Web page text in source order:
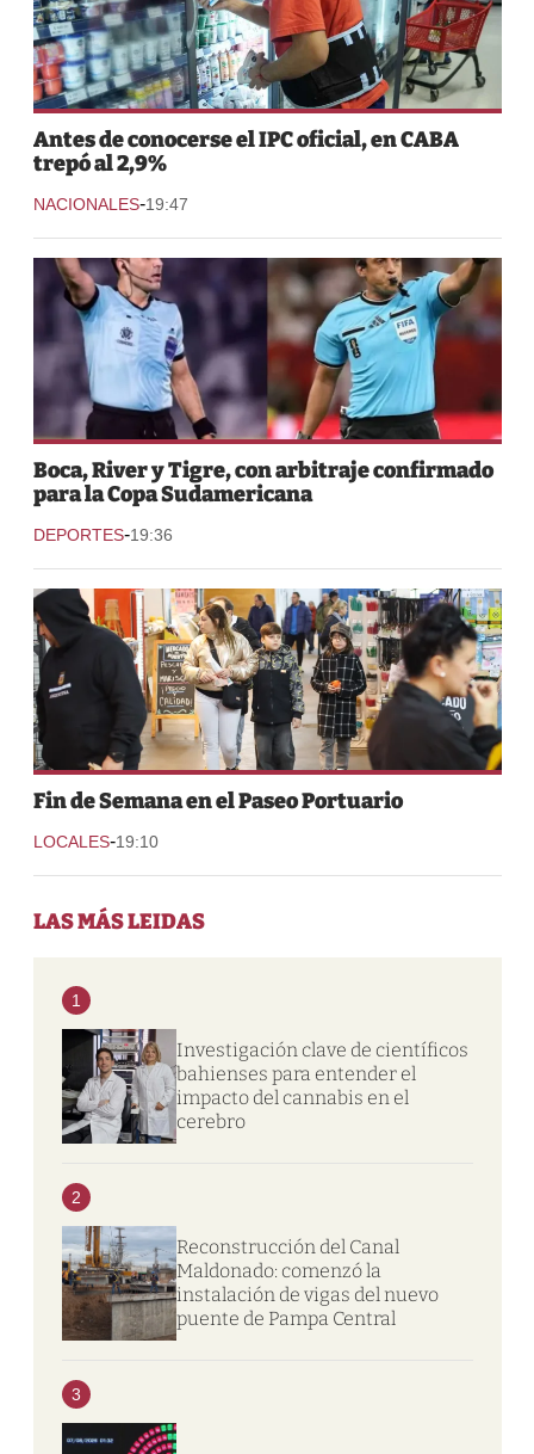
Antes de conocerse el IPC oficial, en CABA
trepó al 2,9%
NACIONALES-19:47
Boca, River y Tigre, con arbitraje confirmado
para la Copa Sudamericana
DEPORTES-19:36
Fin de Semana en el Paseo Portuario
LOCALES-19:10
LAS MÁS LEIDAS
1
Investigación clave de científicos
bahienses para entender el
impacto del cannabis en el
cerebro
2
Reconstrucción del Canal
Maldonado: comenzó la
instalación de vigas del nuevo
puente de Pampa Central
3